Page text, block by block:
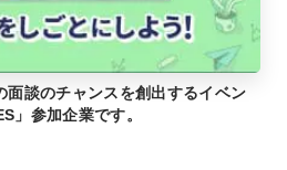
面談のチャンスを創出するイベン
」参加企業です。